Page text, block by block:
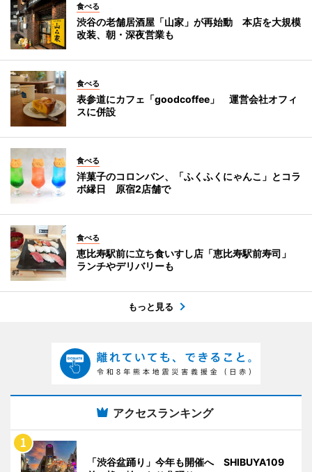
食べる
渋谷の老舗居酒屋「山家」が再始動 本店を大規模
改装、朝・深夜営業も
食べる
表参道にカフェ「goodcoffee」 運営会社オフィ
スに併設
食べる
洋菓子のコロンバン、「ふくふくにゃんこ」とコラ
ボ縁日 原宿2店舗で
食べる
恵比寿駅前に立ち食いすし店「恵比寿駅前寿司」
ランチやデリバリーも
もっと見る
アクセスランキング
「渋谷盆踊り」今年も開催へ SHIBUYA109